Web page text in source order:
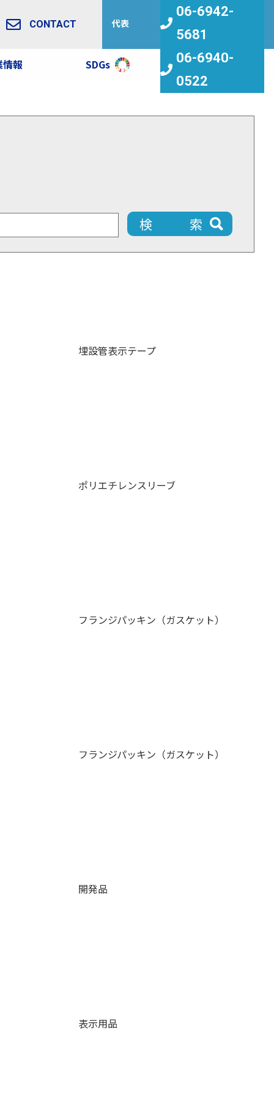
CONTACT 代表
06-6942-
5681
総務・人事
06-6940-
0522
情報 SDGs 求人情報
埋設管表示テープ
ポリエチレンスリーブ
フランジパッキン（ガスケット）
フランジパッキン（ガスケット）
開発品
表示用品